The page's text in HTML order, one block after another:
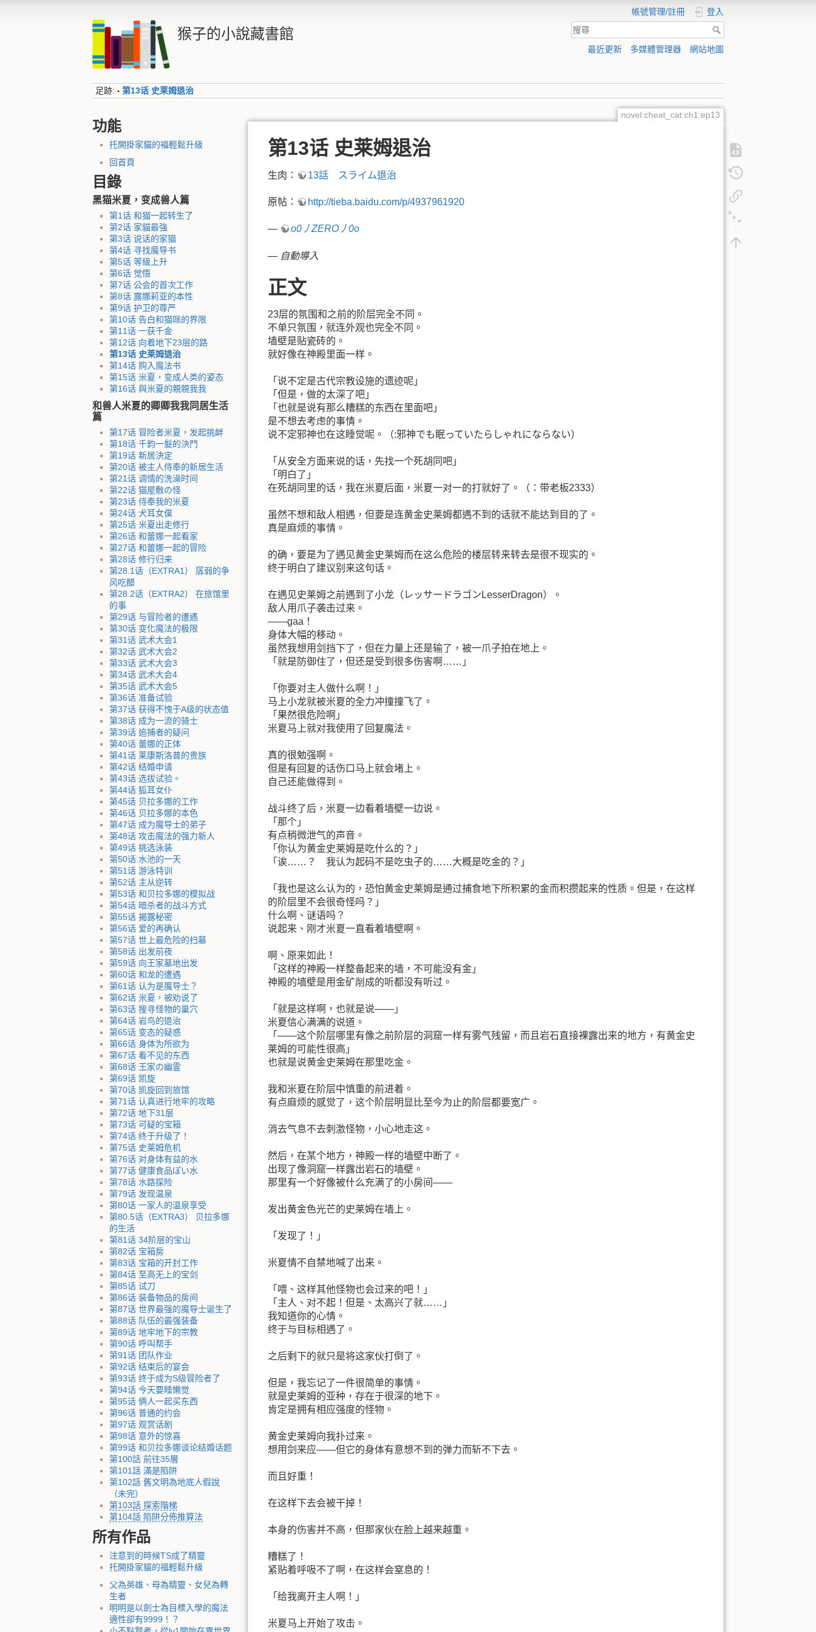
猴子的小說藏書館
帳號管理/註冊 登入
最近更新 多媒體管理器 網站地圖
足跡: • 第13话 史莱姆退治
功能
托開掛家貓的福輕鬆升級
回首頁
目錄
黑猫米夏，变成兽人篇
第1话 和猫一起转生了
第2话 家貓最強
第3话 说话的家猫
第4话 寻找魔导书
第5话 等級上升
第6话 觉悟
第7话 公会的首次工作
第8话 露娜莉亚的本性
第9话 护卫的尊严
第10话 告白和猫咪的界限
第11话 一获千金
第12话 向着地下23层的路
第13话 史莱姆退治
第14话 购入魔法书
第15话 米夏，变成人类的姿态
第16话 與米夏的親親我我
和兽人米夏的卿卿我我同居生活
篇
第17话 冒险者米夏，发起挑衅
第18话 千鈞一髮的決鬥
第19话 新居決定
第20话 被主人侍奉的新居生活
第21话 调情的洗澡时间
第22话 猫屋敷の怪
第23话 侍奉我的米夏
第24话 犬耳女僕
第25话 米夏出走修行
第26话 和蕾娜一起看家
第27话 和蕾娜一起的冒险
第28话 修行归来
第28.1话（EXTRA1） 孱弱的争
风吃醋
第28.2话（EXTRA2） 在旅馆里
的事
第29话 与冒险者的遭遇
第30话 变化魔法的极限
第31话 武术大会1
第32话 武术大会2
第33话 武术大会3
第34话 武术大会4
第35话 武术大会5
第36话 准备试验
第37话 获得不愧于A级的状态值
第38话 成为一流的骑士
第39话 追捕者的疑问
第40话 蕾娜的正体
第41话 莱康斯洛普的贵族
第42话 结婚申请
第43话 选拔试验。
第44话 狐耳女仆
第45话 贝拉多娜的工作
第46话 贝拉多娜的本色
第47话 成为魔导士的弟子
第48话 攻击魔法的强力新人
第49话 挑选泳装
第50话 水池的一天
第51话 游泳特训
第52话 主从逆转
第53话 和贝拉多娜的模拟战
第54话 暗杀者的战斗方式
第55话 揭露秘密
第56话 爱的再确认
第57话 世上最危险的扫墓
第58话 出发前夜
第59话 向王家墓地出发
第60话 和龙的遭遇
第61话 认为是魔导士？
第62话 米夏，被劝说了
第63话 搜寻怪物的巢穴
第64话 岩鸟的退治
第65话 变态的疑惑
第66话 身体为所欲为
第67话 看不见的东西
第68话 王家の幽霊
第69话 凯旋
第70话 凯旋回到旅馆
第71话 认真进行地牢的攻略
第72话 地下31层
第73话 可疑的宝箱
第74话 终于升级了！
第75话 史莱姆危机
第76话 对身体有益的水
第77话 健康食品ぽい水
第78话 水路探险
第79话 发现温泉
第80话 一家人的温泉享受
第80.5话（EXTRA3） 贝拉多娜
的生活
第81话 34阶层的宝山
第82话 宝箱房
第83话 宝箱的开封工作
第84话 至高无上的宝剑
第85话 试刀
第86话 装备物品的房间
第87话 世界最强的魔导士诞生了
第88话 队伍的最强装备
第89话 地牢地下的宗教
第90话 呼叫帮手
第91话 团队作业
第92话 结束后的宴会
第93话 终于成为S级冒险者了
第94话 今天要睡懒觉
第95话 俩人一起买东西
第96话 普通的约会
第97话 观赏话剧
第98话 意外的惊喜
第99话 和贝拉多娜谈论结婚话题
第100話 前往35層
第101話 滿是陷阱
第102話 舊文明為地底人假說
（未完）
第103話 探索階梯
第104話 陷阱分佈推算法
所有作品
注意到的時候TS成了精靈
托開掛家貓的福輕鬆升級
父為英雄、母為精靈、女兒為轉
生者
明明是以劍士為目標入學的魔法
適性卻有9999！？
novel:cheat_cat:ch1:ep13
第13话 史莱姆退治
生肉： 13話 スライム退治
原帖： http://tieba.baidu.com/p/4937961920
— o0丿ZERO丿0o
— 自動導入
正文
23层的氛围和之前的阶层完全不同。
不单只氛围，就连外观也完全不同。
墙壁是贴瓷砖的。
就好像在神殿里面一样。
「说不定是古代宗教设施的遗迹呢」
「但是，做的太深了吧」
「也就是说有那么糟糕的东西在里面吧」
是不想去考虑的事情。
说不定邪神也在这睡觉呢。（:邪神でも眠っていたらしゃれにならない）
「从安全方面来说的话，先找一个死胡同吧」
「明白了」
在死胡同里的话，我在米夏后面，米夏一对一的打就好了。（：带老板2333）
虽然不想和敌人相遇，但要是连黄金史莱姆都遇不到的话就不能达到目的了。
真是麻烦的事情。
的确，要是为了遇见黄金史莱姆而在这么危险的楼层转来转去是很不现实的。
终于明白了建议别来这句话。
在遇见史莱姆之前遇到了小龙（レッサードラゴンLesserDragon）。
敌人用爪子袭击过来。
――gaa！
身体大幅的移动。
虽然我想用剑挡下了，但在力量上还是输了，被一爪子拍在地上。
「就是防御住了，但还是受到很多伤害啊……」
「你要对主人做什么啊！」
马上小龙就被米夏的全力冲撞撞飞了。
「果然很危险啊」
米夏马上就对我使用了回复魔法。
真的很勉强啊。
但是有回复的话伤口马上就会堵上。
自己还能做得到。
战斗终了后，米夏一边看着墙壁一边说。
「那个」
有点稍微泄气的声音。
「你认为黄金史莱姆是吃什么的？」
「诶……？ 我认为起码不是吃虫子的……大概是吃金的？」
「我也是这么认为的，恐怕黄金史莱姆是通过捕食地下所积累的金而积攒起来的性质。但是，在这样
的阶层里不会很奇怪吗？」
什么啊、谜语吗？
说起来、刚才米夏一直看着墙壁啊。
啊、原来如此！
「这样的神殿一样整备起来的墙，不可能没有金」
神殿的墙壁是用金矿削成的听都没有听过。
「就是这样啊，也就是说――」
米夏信心满满的说道。
「――这个阶层哪里有像之前阶层的洞窟一样有雾气残留，而且岩石直接裸露出来的地方，有黄金史
莱姆的可能性很高」
也就是说黄金史莱姆在那里吃金。
我和米夏在阶层中慎重的前进着。
有点麻烦的感觉了，这个阶层明显比至今为止的阶层都要宽广。
消去气息不去刺激怪物，小心地走这。
然后，在某个地方，神殿一样的墙壁中断了。
出现了像洞窟一样露出岩石的墙壁。
那里有一个好像被什么充满了的小房间――
发出黄金色光芒的史莱姆在墙上。
「发现了！」
米夏情不自禁地喊了出来。
「喂、这样其他怪物也会过来的吧！」
「主人、对不起！但是、太高兴了就……」
我知道你的心情。
终于与目标相遇了。
之后剩下的就只是将这家伙打倒了。
但是，我忘记了一件很简单的事情。
就是史莱姆的亚种，存在于很深的地下。
肯定是拥有相应强度的怪物。
黄金史莱姆向我扑过来。
想用剑来应——但它的身体有意想不到的弹力而斩不下去。
而且好重！
在这样下去会被干掉！
本身的伤害并不高，但那家伙在脸上越来越重。
糟糕了！
紧贴着呼吸不了啊，在这样会窒息的！
「给我离开主人啊！」
米夏马上开始了攻击。